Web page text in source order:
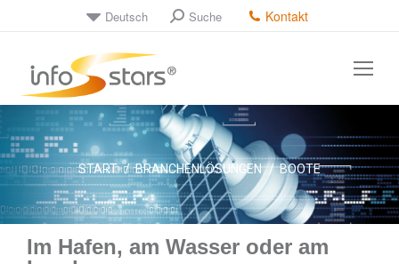
Deutsch Suche Kontakt
Sie befinden sich hier:
START BRANCHENLÖSUNGEN BOOTE
Im Hafen, am Wasser oder am